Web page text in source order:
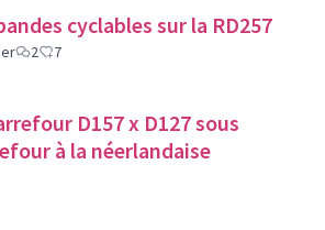
cyclables sur la RD257
2 7
D157 x D127 sous
à la néerlandaise